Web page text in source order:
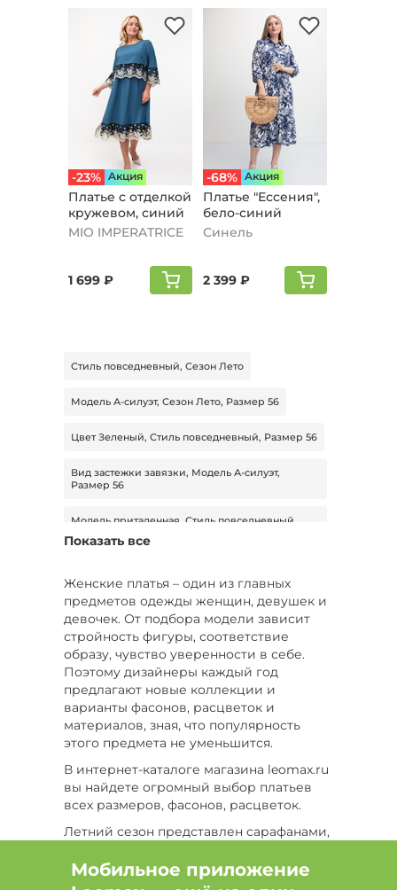
-23% Aкция
Платье с отделкой
кружевом, синий
MIO IMPERATRICE
1 699 ₽
-68% Aкция
Платье "Ессения",
бело-синий
Синель
2 399 ₽
Стиль повседневный, Сезон Лето
Модель А-силуэт, Сезон Лето, Размер 56
Цвет Зеленый, Стиль повседневный, Размер 56
Вид застежки завязки, Модель А-силуэт,
Размер 56
Модель приталенная, Стиль повседневный,
Демисезон
Вид застежки без застежки, Материал вискоза
Модель свободная модель, Сезон Демисезон,
Размер 56
Модель свободная модель, Длина рукава
длинный, Размер 56
Цвет Синий, Длина миди, Стиль вечерний
Сезон Демисезон, Размер 66
Показать все
Женские платья – один из главных
предметов одежды женщин, девушек и
девочек. От подбора модели зависит
стройность фигуры, соответствие
образу, чувство уверенности в себе.
Поэтому дизайнеры каждый год
предлагают новые коллекции и
варианты фасонов, расцветок и
материалов, зная, что популярность
этого предмета не уменьшится.
В интернет-каталоге магазина leomax.ru
вы найдете огромный выбор платьев
всех размеров, фасонов, расцветок.
Летний сезон представлен сарафанами,
расклешенным свободным фасоном или
длиной в пол. Молодым женщинам
Мобильное приложение